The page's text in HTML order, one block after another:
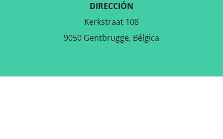
DIRECCIÓN
Kerkstraat 108
9050 Gentbrugge, Bélgica